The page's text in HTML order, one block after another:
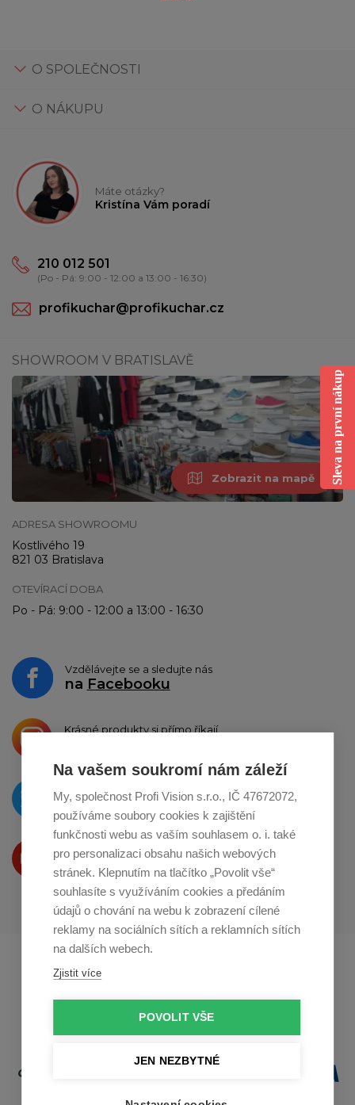
Na vašem soukromí nám záleží
My, společnost Profi Vision s.r.o., IČ 47672072,
používáme soubory cookies k zajištění
funkčnosti webu as vaším souhlasem o. i. také
pro personalizaci obsahu našich webových
stránek. Klepnutím na tlačítko „Povolit vše“
souhlasíte s využíváním cookies a předáním
údajů o chování na webu k zobrazení cílené
reklamy na sociálních sítích a reklamních sítích
na dalších webech.
Zjistit více
POVOLIT VŠE
JEN NEZBYTNÉ
O SPOLEČNOSTI
O NÁKUPU
Máte otázky?
Kristína Vám poradí
210 012 501
(Po - Pá: 9:00 - 12:00 a 13:00 - 16:30)
profikuchar@profikuchar.cz
SHOWROOM V BRATISLAVĚ
Zobrazit na mapě
ADRESA SHOWROOMU
Kostlivého 19
821 03 Bratislava
OTEVÍRACÍ DOBA
Po - Pá: 9:00 - 12:00 a 13:00 - 16:30
Vzdělávejte se a sledujte nás
na Facebooku
Krásné produkty si přímo říkají
O novinkách píšeme
naTwitteru
Produkty Vám představujeme
na Youtube
Profikuchar.sk
Sleva na první nákup